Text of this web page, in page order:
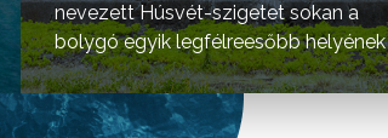
nevezett Húsvét-szigetet sokan a
bolygó egyik legfélreesőbb helyének
tartják.